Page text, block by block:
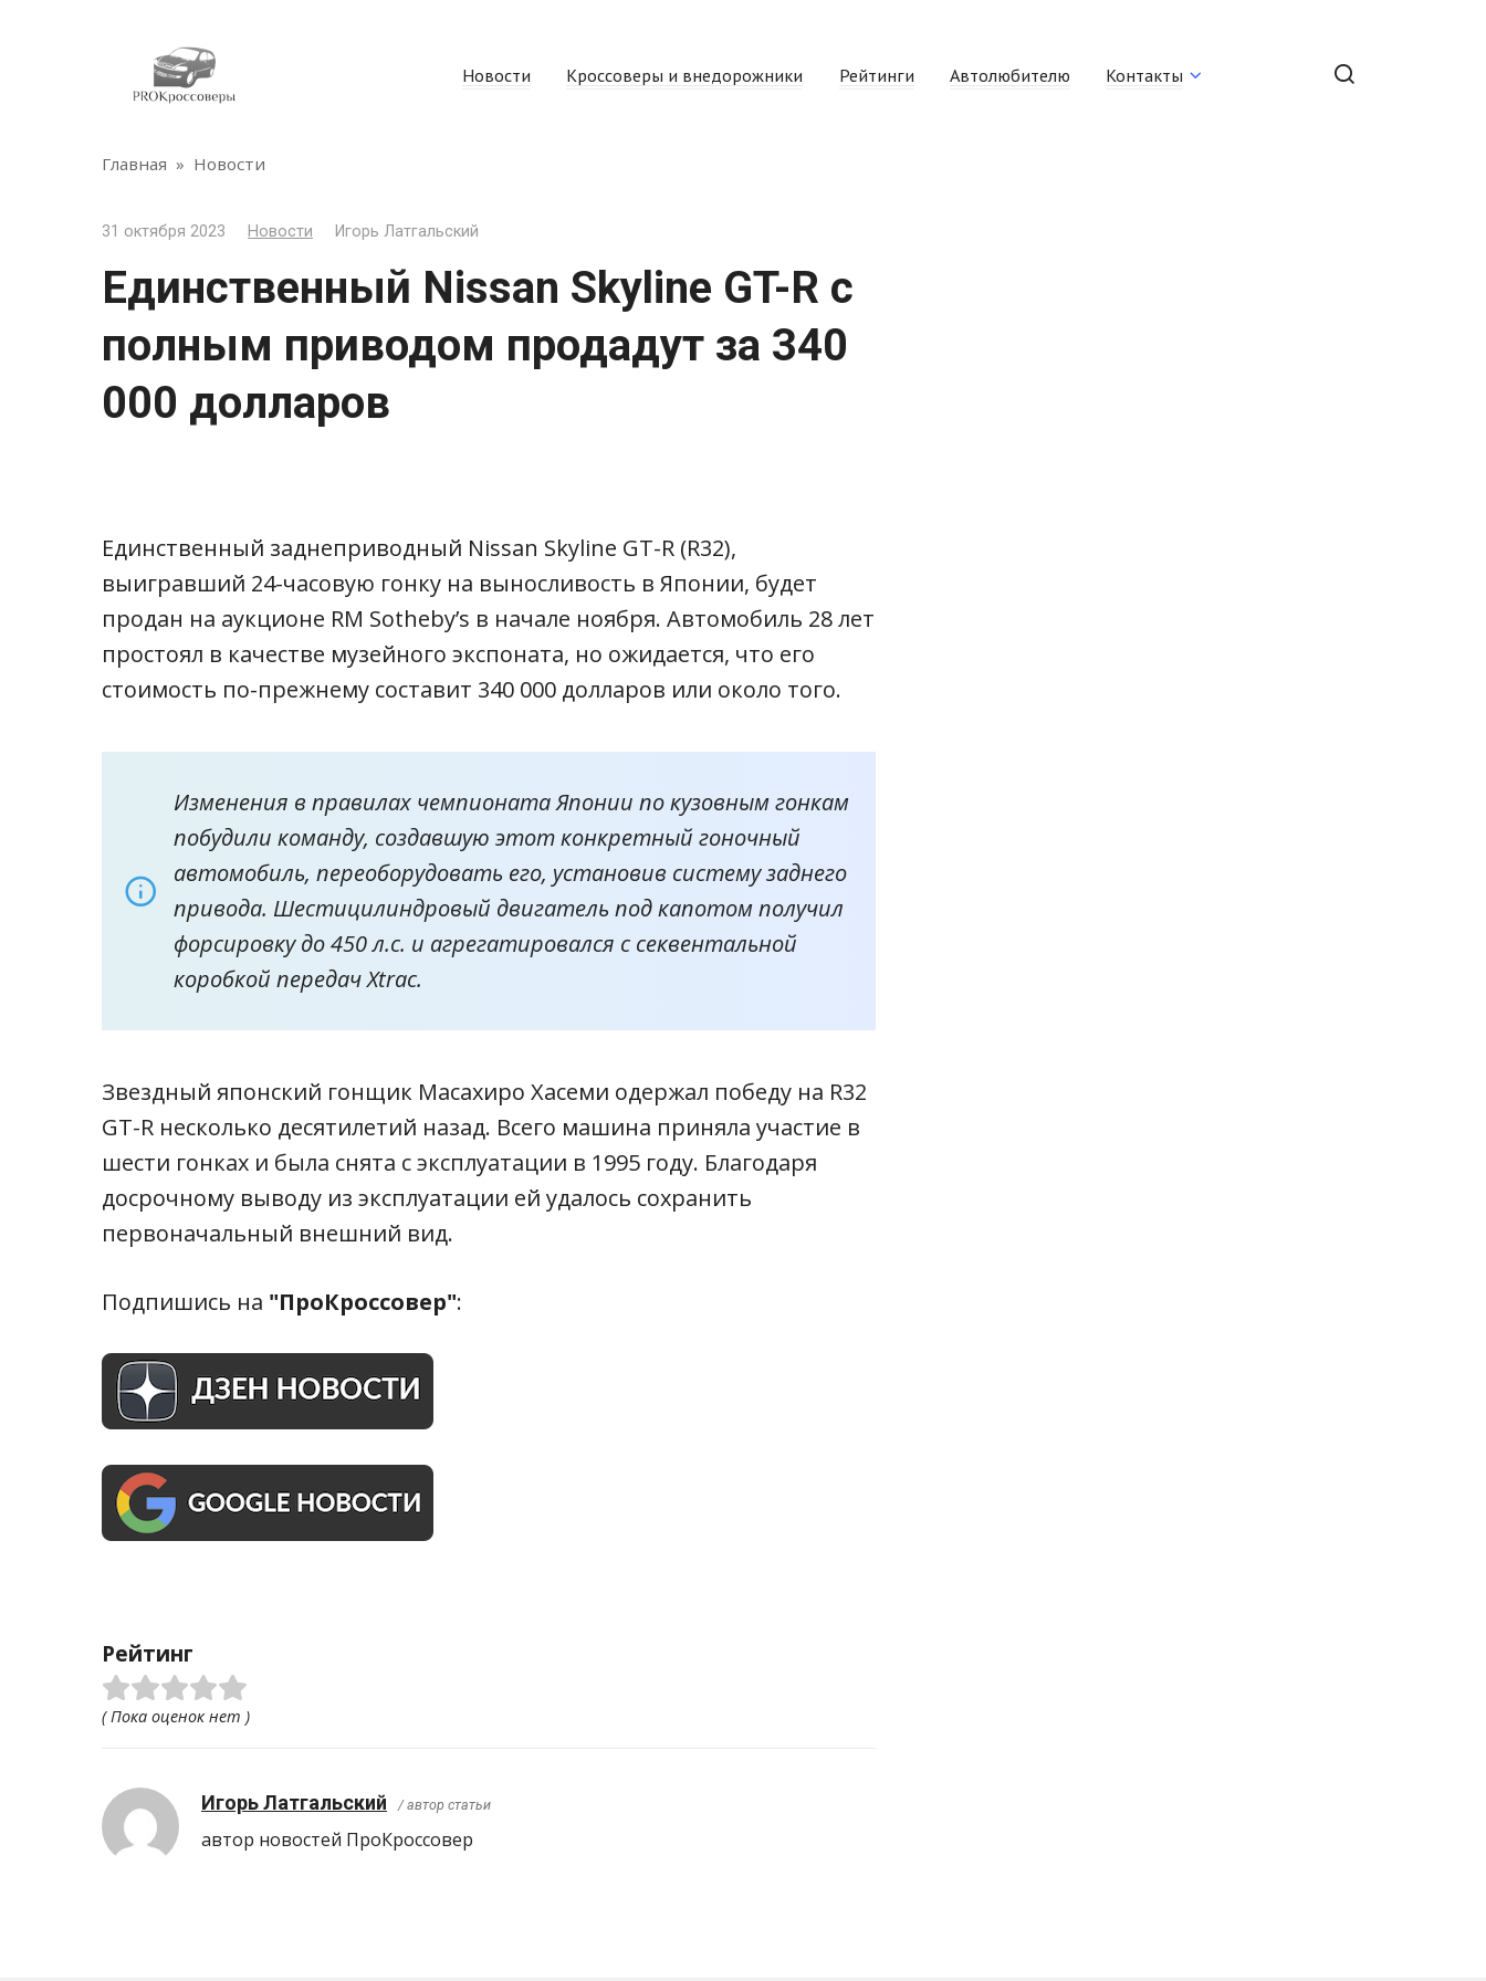
Новости Кроссоверы и внедорожники Рейтинги Автолюбителю Контакты
Главная » Новости
31 октября 2023 Новости Игорь Латгальский
Единственный Nissan Skyline GT-R с
полным приводом продадут за 340
000 долларов
Единственный заднеприводный Nissan Skyline GT-R (R32),
выигравший 24-часовую гонку на выносливость в Японии, будет
продан на аукционе RM Sotheby’s в начале ноября. Автомобиль 28 лет
простоял в качестве музейного экспоната, но ожидается, что его
стоимость по-прежнему составит 340 000 долларов или около того.
Изменения в правилах чемпионата Японии по кузовным гонкам
побудили команду, создавшую этот конкретный гоночный
автомобиль, переоборудовать его, установив систему заднего
привода. Шестицилиндровый двигатель под капотом получил
форсировку до 450 л.с. и агрегатировался с секвентальной
коробкой передач Xtrac.
Звездный японский гонщик Масахиро Хасеми одержал победу на R32
GT-R несколько десятилетий назад. Всего машина приняла участие в
шести гонках и была снята с эксплуатации в 1995 году. Благодаря
досрочному выводу из эксплуатации ей удалось сохранить
первоначальный внешний вид.
Подпишись на "ПроКроссовер":
Рейтинг
( Пока оценок нет )
Игорь Латгальский / автор статьи
автор новостей ПроКроcсовер